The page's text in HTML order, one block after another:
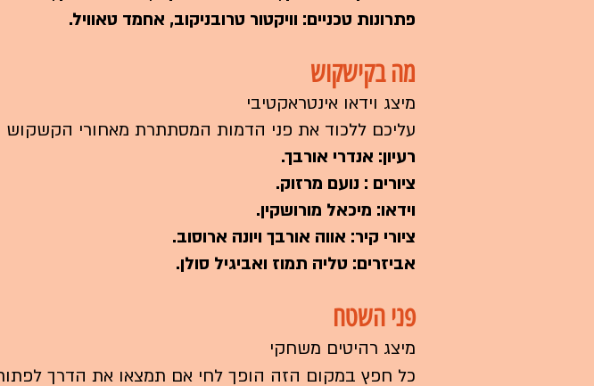
פתרונות טכניים: וויקטור טרובניקוב, אחמד טאוויל.
מה בקישקוש
מיצג וידאו אינטראקטיבי
עליכם ללכוד את פני הדמות המסתתרת מאחורי
רעיון: אנדרי אורבך.
ציורים : נועם מרזוק.
וידאו: מיכאל מורושקין.
ציורי קיר: אווה אורבך ויונה ארוסוב.
אביזרים: טליה תמוז ואביגיל סולן.
פני השטח
מיצג רהיטים משחקי
כל חפץ במקום הזה הופך לחי אם תמצאו את הדרך